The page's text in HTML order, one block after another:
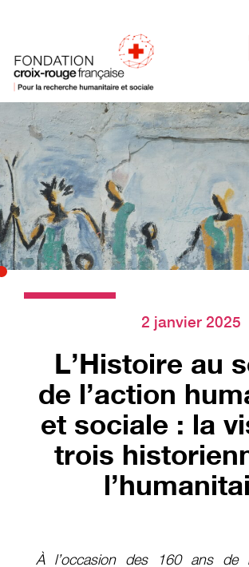
2 janvier 2025
L’Histoire au
de l’action
et sociale : la
trois
À l’occasion des 160 ans de